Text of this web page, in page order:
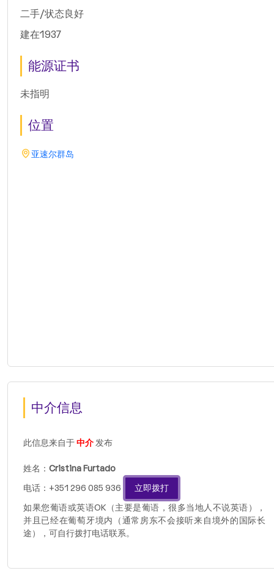
二手/状态良好
建在1937
能源证书
未指明
位置
亚速尔群岛
中介信息
此信息来自于中介发布
姓名： Cristina Furtado
电话：+351 296 085 936
立即拨打
如果您葡语或英语OK（主要是葡语，很多当地人不说英语），
并且已经在葡萄牙境内（通常房东不会接听来自境外的国际长
途），可自行拨打电话联系。